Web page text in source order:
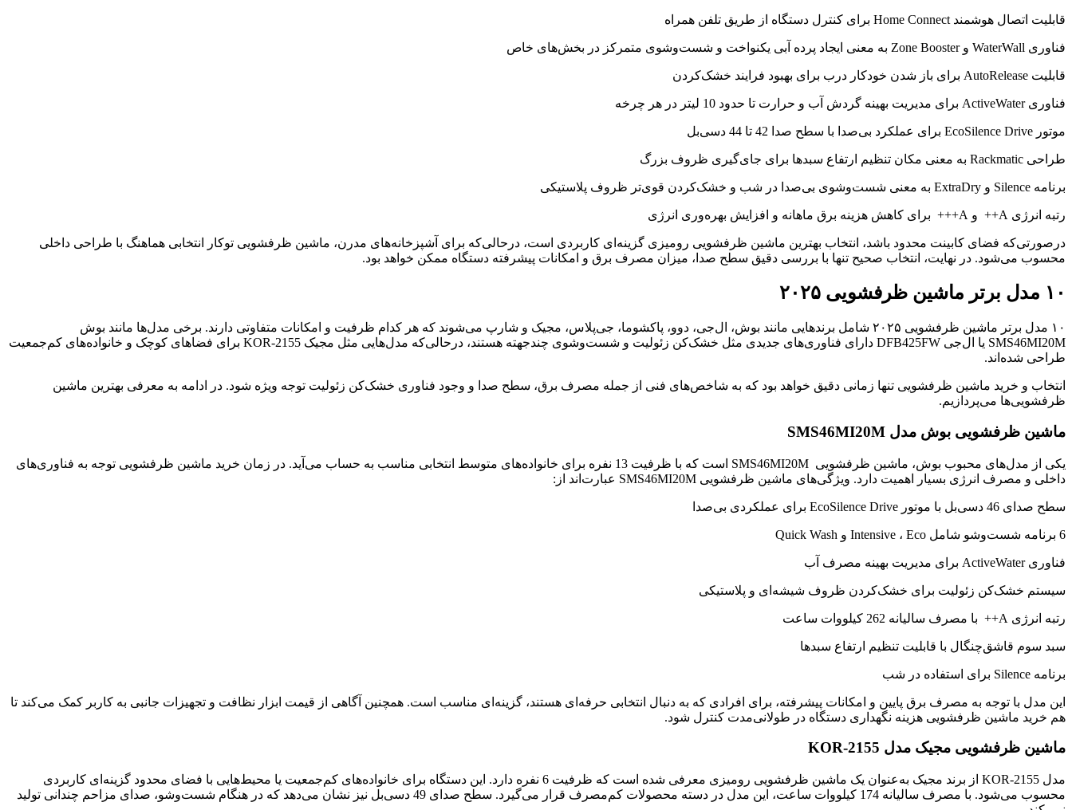
قابلیت اتصال هوشمند Home Connect برای کنترل دستگاه از طریق تلفن همراه
فناوری WaterWall و Zone Booster به معنی ایجاد پرده آبی یکنواخت و شست‌وشوی متمرکز در بخش‌های خاص
قابلیت AutoRelease برای باز شدن خودکار درب برای بهبود فرایند خشک‌کردن
فناوری ActiveWater برای مدیریت بهینه گردش آب و حرارت تا حدود 10 لیتر در هر چرخه
موتور EcoSilence Drive برای عملکرد بی‌صدا با سطح صدا 42 تا 44 دسی‌بل
طراحی Rackmatic به معنی مکان تنظیم ارتفاع سبدها برای جای‌گیری ظروف بزرگ
برنامه Silence و ExtraDry به معنی شست‌وشوی بی‌صدا در شب و خشک‌کردن قوی‌تر ظروف پلاستیکی
رتبه انرژی A++ و A+++ برای کاهش هزینه برق ماهانه و افزایش بهره‌وری انرژی
درصورتی‌که فضای کابینت محدود باشد، انتخاب بهترین ماشین ظرفشویی رومیزی گزینه‌ای کاربردی است، درحالی‌که برای آشپزخانه‌های مدرن، ماشین ظرفشویی توکار انتخابی هماهنگ با طراحی داخلی
محسوب می‌شود. در نهایت، انتخاب صحیح تنها با بررسی دقیق سطح صدا، میزان مصرف برق و امکانات پیشرفته دستگاه ممکن خواهد بود.
۱۰ مدل برتر ماشین ظرفشویی ۲۰۲۵
۱۰ مدل برتر ماشین ظرفشویی ۲۰۲۵ شامل برندهایی مانند بوش، ال‌جی، دوو، پاکشوما، جی‌پلاس، مجیک و شارپ می‌شوند که هر کدام ظرفیت و امکانات متفاوتی دارند. برخی مدل‌ها مانند بوش
SMS46MI20M یا ال‌جی DFB425FW دارای فناوری‌های جدیدی مثل خشک‌کن زئولیت و شست‌وشوی چندجهته هستند، درحالی‌که مدل‌هایی مثل مجیک KOR-2155 برای فضاهای کوچک و خانواده‌های کم‌جمعیت
طراحی شده‌اند.
انتخاب و خرید ماشین ظرفشویی تنها زمانی دقیق خواهد بود که به شاخص‌های فنی از جمله مصرف برق، سطح صدا و وجود فناوری خشک‌کن زئولیت توجه ویژه شود. در ادامه به معرفی بهترین ماشین
ظرفشویی‌ها می‌پردازیم.
ماشین ظرفشویی بوش مدل SMS46MI20M
یکی از مدل‌های محبوب بوش، ماشین ظرفشویی SMS46MI20M است که با ظرفیت 13 نفره برای خانواده‌های متوسط انتخابی مناسب به حساب می‌آید. در زمان خرید ماشین ظرفشویی توجه به فناوری‌های
داخلی و مصرف انرژی بسیار اهمیت دارد. ویژگی‌های ماشین ظرفشویی SMS46MI20M عبارت‌اند از:
سطح صدای 46 دسی‌بل با موتور EcoSilence Drive برای عملکردی بی‌صدا
6 برنامه شست‌وشو شامل Intensive ، Eco و Quick Wash
فناوری ActiveWater برای مدیریت بهینه مصرف آب
سیستم خشک‌کن زئولیت برای خشک‌کردن ظروف شیشه‌ای و پلاستیکی
رتبه انرژی A++ با مصرف سالیانه 262 کیلووات ساعت
سبد سوم قاشق‌چنگال با قابلیت تنظیم ارتفاع سبدها
برنامه Silence برای استفاده در شب
این مدل با توجه به مصرف برق پایین و امکانات پیشرفته، برای افرادی که به دنبال انتخابی حرفه‌ای هستند، گزینه‌ای مناسب است. همچنین آگاهی از قیمت ابزار نظافت و تجهیزات جانبی به کاربر کمک می‌کند تا
هم خرید ماشین ظرفشویی هزینه نگهداری دستگاه در طولانی‌مدت کنترل شود.
ماشین ظرفشویی مجیک مدل KOR-2155
مدل KOR-2155 از برند مجیک به‌عنوان یک ماشین ظرفشویی رومیزی معرفی شده است که ظرفیت 6 نفره دارد. این دستگاه برای خانواده‌های کم‌جمعیت یا محیط‌هایی با فضای محدود گزینه‌ای کاربردی
محسوب می‌شود. با مصرف سالیانه 174 کیلووات ساعت، این مدل در دسته محصولات کم‌مصرف قرار می‌گیرد. سطح صدای 49 دسی‌بل نیز نشان می‌دهد که در هنگام شست‌وشو، صدای مزاحم چندانی تولید